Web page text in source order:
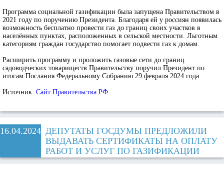
Программа социальной газификации была запущена Правительством в
2021 году по поручению Президента. Благодаря ей у россиян появилась
возможность бесплатно провести газ до границ своих участков в
населённых пунктах, расположенных в сельской местности. Льготным
категориям граждан государство помогает подвести газ к домам.
Расширить программу и проложить газовые сети до границ
садоводческих товариществ Правительству поручил Президент по
итогам Послания Федеральному Собранию 29 февраля 2024 года.
Источник: Сайт Правительства РФ
16.04.2024 ДЕПУТАТЫ ГОСДУМЫ ПРЕДЛОЖИЛИ
ВЫДАВАТЬ СЕРТИФИКАТЫ НА ОПЛАТУ
РАБОТ И УСЛУГ ПО ГАЗИФИКАЦИИ